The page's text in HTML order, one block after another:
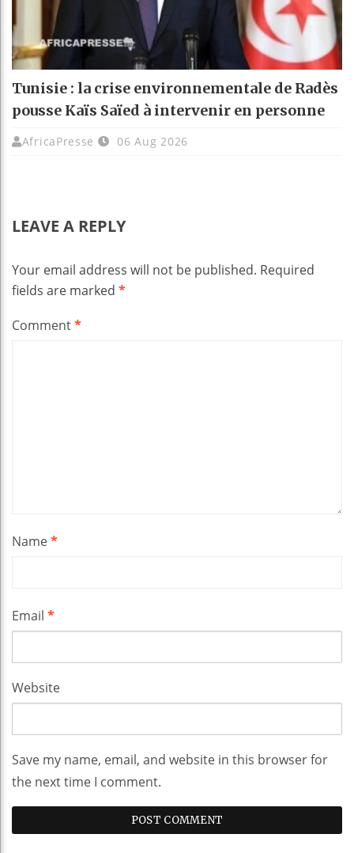
Tunisie : la crise environnementale de Radès
pousse Kaïs Saïed à intervenir en personne
AfricaPresse 06 Aug 2026
LEAVE A REPLY
Your email address will not be published. Required
fields are marked *
Comment*
Name*
Email *
Website
Save my name, email, and website in this browser for
the next time I comment.